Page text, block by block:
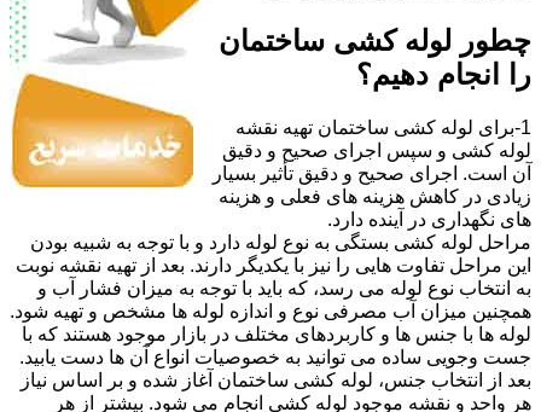
چطور لوله کشی ساختمان
را انجام دهیم؟
1-برای لوله کشی ساختمان تهیه نقشه
لوله کشی و سپس اجرای صحیح و دقیق
آن است. اجرای صحیح و دقیق تأثیر بسیار
زیادی در کاهش هزینه های فعلی و هزینه
های نگهداری در آینده دارد.
مراحل لوله کشی بستگی به نوع لوله دارد و با توجه به شبیه بودن
این مراحل تفاوت هایی را نیز با یکدیگر دارند. بعد از تهیه نقشه نوبت
به انتخاب نوع لوله می رسد، که باید با توجه به میزان فشار آب و
همچنین میزان آب مصرفی نوع و اندازه لوله ها مشخص و تهیه شود.
لوله ها با جنس ها و کاربردهای مختلف در بازار موجود هستند که با
جست وجویی ساده می توانید به خصوصیات انواع آن ها دست یابید.
بعد از انتخاب جنس، لوله کشی ساختمان آغاز شده و بر اساس نیاز
هر واحد و نقشه موجود لوله کشی انجام می شود. بیشتر از هر